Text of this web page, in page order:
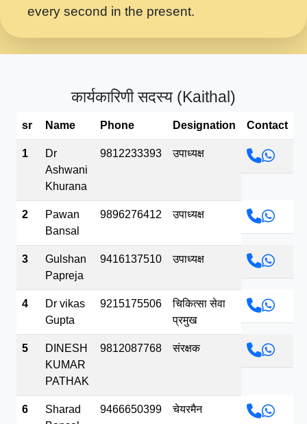
सख भ मझ पयर ह दख भ मझ पयर ह!छड म कस दत
सपरहट भजन 2021 - तर अखय ह जद भर बहर ज म
सपरहट शयम भजन - जय जय शयम जय जय शयम
भव.mp3
every second in the present.
कार्यकारिणी सदस्य (Kaithal)
sr Name Phone Designation Contact
1
Dr
Ashwani
Khurana
9812233393 उपाध्यक्ष
2
Pawan
Bansal
9896276412 उपाध्यक्ष
3
Gulshan
Papreja
9416137510 उपाध्यक्ष
4
Dr vikas
Gupta
9215175506
चिकित्सा सेवा
प्रमुख
5
DINESH
KUMAR
PATHAK
9812087768 संरक्षक
6
Sharad
9466650399 चेयरमैन